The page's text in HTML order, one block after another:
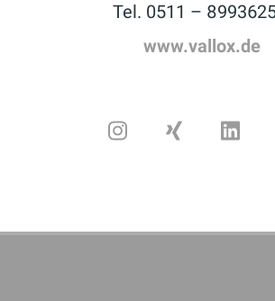
Tel. 0511 –
www.vallox.de